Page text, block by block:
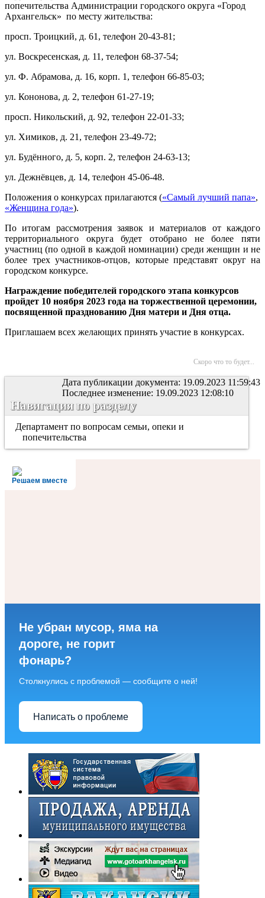
попечительства Администрации городского округа «Город
Архангельск» по месту жительства:
просп. Троицкий, д. 61, телефон 20-43-81;
ул. Воскресенская, д. 11, телефон 68-37-54;
ул. Ф. Абрамова, д. 16, корп. 1, телефон 66-85-03;
ул. Кононова, д. 2, телефон 61-27-19;
просп. Никольский, д. 92, телефон 22-01-33;
ул. Химиков, д. 21, телефон 23-49-72;
ул. Будённого, д. 5, корп. 2, телефон 24-63-13;
ул. Дежнёвцев, д. 14, телефон 45-06-48.
Положения о конкурсах прилагаются («Самый лучший папа»,
«Женщина года»).
По итогам рассмотрения заявок и материалов от каждого
территориального округа будет отобрано не более пяти
участниц (по одной в каждой номинации) среди женщин и не
более трех участников-отцов, которые представят округ на
городском конкурсе.
Награждение победителей городского этапа конкурсов
пройдет 10 ноября 2023 года на торжественной церемонии,
посвященной празднованию Дня матери и Дня отца.
Приглашаем всех желающих принять участие в конкурсах.
Скоро что то будет...
Дата публикации документа: 19.09.2023 11:59:43
Последнее изменение: 19.09.2023 12:08:10
Навигация по разделу
Департамент по вопросам семьи, опеки и
попечительства
Решаем вместе
Не убран мусор, яма на
дороге, не горит
фонарь?
Столкнулись с проблемой — сообщите о ней!
Написать о проблеме